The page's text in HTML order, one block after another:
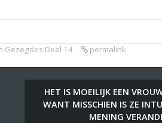
Gezegdes Deel 14 permalink
HET IS MOEILIJK EEN
WANT MISSCHIEN IS ZE
MENING